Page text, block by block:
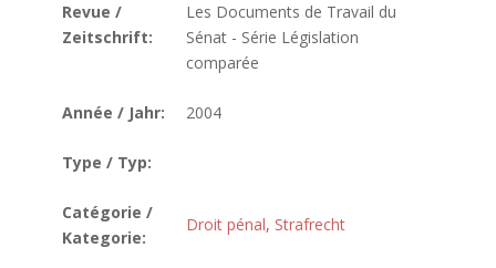
Revue /
Zeitschrift:
Les Documents de Travail du
Sénat - Série Législation
comparée
Année / Jahr: 2004
Type / Typ:
Catégorie /
Kategorie:
Droit pénal, Strafrecht